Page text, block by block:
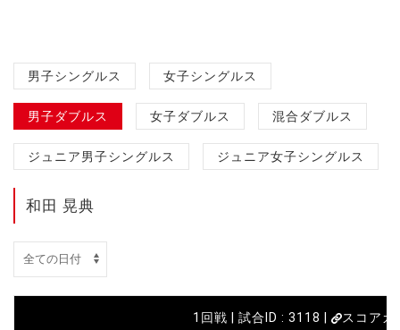
男子シングルス 女子シングルス
男子ダブルス 女子ダブルス 混合ダブルス
ジュニア男子シングルス ジュニア女子シングルス
和田 晃典
1回戦 | 試合ID : 3118 | スコアカ